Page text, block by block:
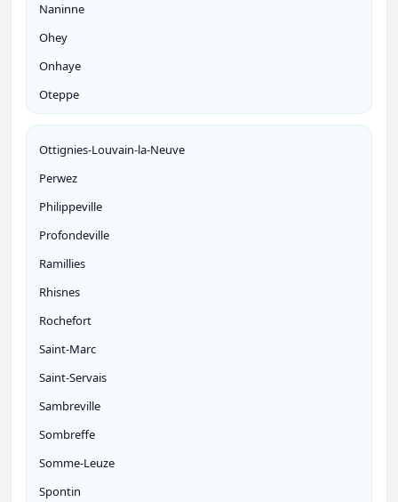
Naninne
Ohey
Onhaye
Oteppe
Ottignies-Louvain-la-Neuve
Perwez
Philippeville
Profondeville
Ramillies
Rhisnes
Rochefort
Saint-Marc
Saint-Servais
Sambreville
Sombreffe
Somme-Leuze
Spontin